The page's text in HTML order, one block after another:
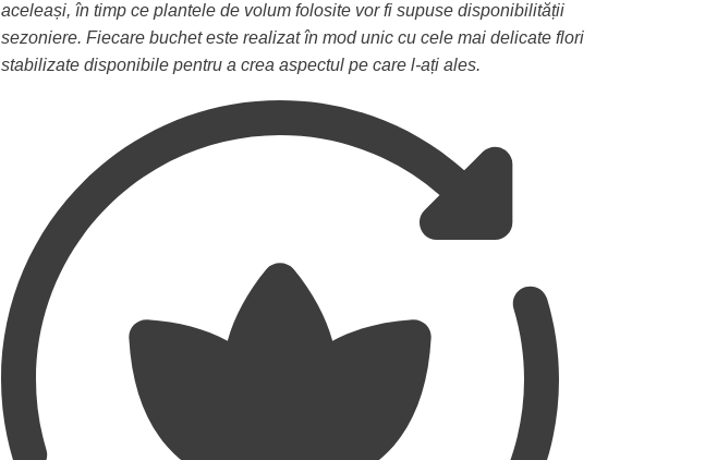
aceleași, în timp ce plantele de volum folosite vor fi supuse disponibilității
sezoniere. Fiecare buchet este realizat în mod unic cu cele mai delicate flori
stabilizate disponibile pentru a crea aspectul pe care l-ați ales.